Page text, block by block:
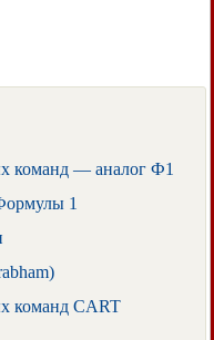
команд — аналог Ф1
1
команд CART